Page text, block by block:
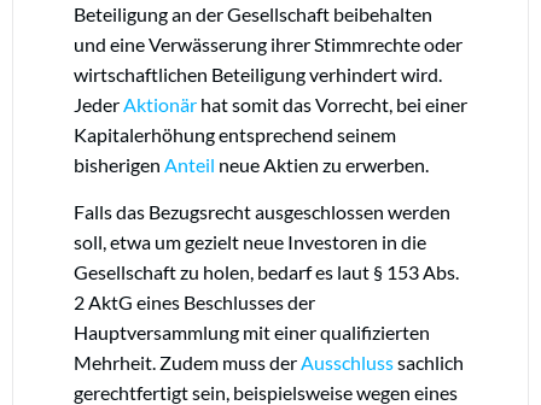
Beteiligung an der Gesellschaft beibehalten
und eine Verwässerung ihrer Stimmrechte oder
wirtschaftlichen Beteiligung verhindert wird.
JederAktionär hat somit das Vorrecht, bei einer
Kapitalerhöhung entsprechend seinem
bisherigen Anteil neue Aktien zu erwerben.
Falls das Bezugsrecht ausgeschlossen werden
soll, etwa um gezielt neue Investoren in die
Gesellschaft zu holen, bedarf es laut § 153 Abs.
2 AktG eines Beschlusses der
Hauptversammlung mit einer qualifizierten
Mehrheit. Zudem muss derAusschlusssachlich
gerechtfertigt sein, beispielsweise wegen eines